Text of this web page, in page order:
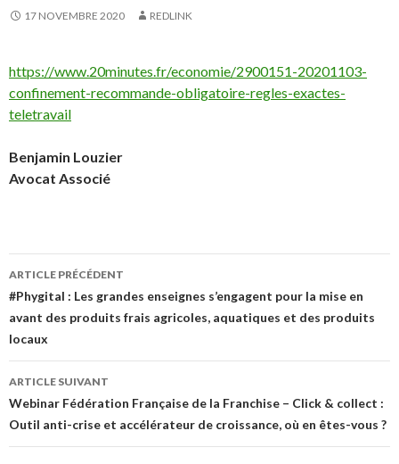
17 NOVEMBRE 2020 REDLINK
https://www.20minutes.fr/economie/2900151-20201103-
confinement-recommande-obligatoire-regles-exactes-
teletravail
Benjamin Louzier
Avocat Associé
Navigation
des
articles
ARTICLE PRÉCÉDENT
#Phygital : Les grandes enseignes s’engagent pour la mise en
avant des produits frais agricoles, aquatiques et des produits
locaux
ARTICLE SUIVANT
Webinar Fédération Française de la Franchise – Click & collect :
Outil anti-crise et accélérateur de croissance, où en êtes-vous ?